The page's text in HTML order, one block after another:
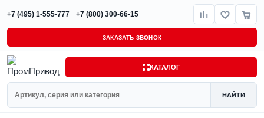
+7 (495) 1-555-777 +7 (800) 300-66-15
ЗАКАЗАТЬ ЗВОНОК
КАТАЛОГ
НАЙТИ